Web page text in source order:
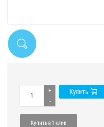
+
-
Купить
Купить в 1 клик